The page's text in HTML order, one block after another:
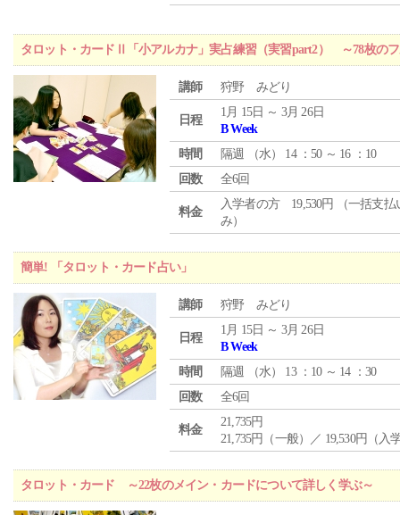
タロット・カードⅡ「小アルカナ」実占練習（実習part2） ～78枚の
講師 狩野 みどり
日程
1月 15日 ～ 3月 26日
B Week
時間
隔週 （水） 14 ：50 ～ 16 ：10
回数
全6回
料金
入学者の方 19,530円 （一括支払
み）
簡単! 「タロット・カード占い」
講師 狩野 みどり
日程
1月 15日 ～ 3月 26日
B Week
時間
隔週 （水） 13 ：10 ～ 14 ：30
回数
全6回
料金
21,735円
21,735円（一般）／ 19,530円（入
タロット・カード ～22枚のメイン・カードについて詳しく学ぶ～